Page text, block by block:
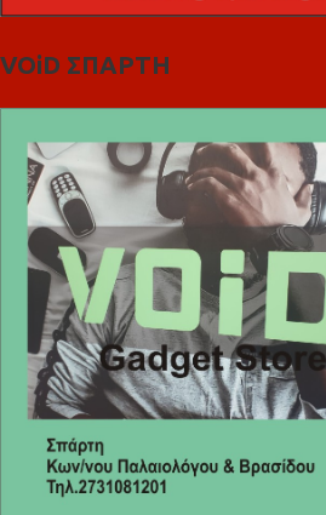
VOiD ΣΠΑΡΤΗ